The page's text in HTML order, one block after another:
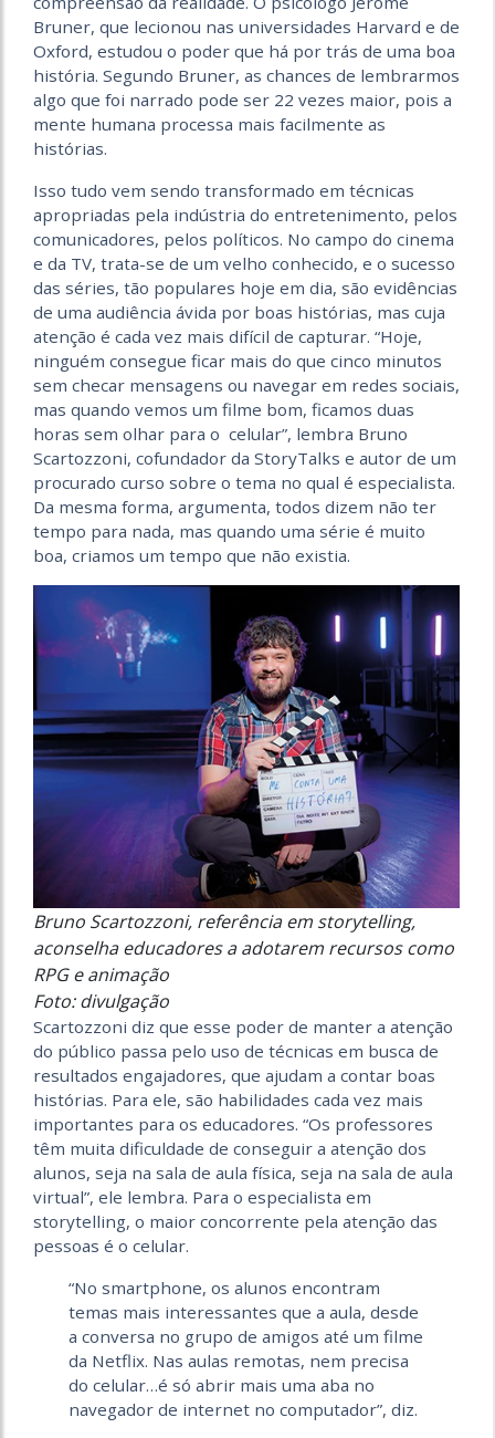
Bruner, que lecionou nas universidades Harvard e de
Oxford, estudou o poder que há por trás de uma boa
história. Segundo Bruner, as chances de lembrarmos
algo que foi narrado pode ser 22 vezes maior, pois a
mente humana processa mais facilmente as
histórias.
Isso tudo vem sendo transformado em técnicas
apropriadas pela indústria do entretenimento, pelos
comunicadores, pelos políticos. No campo do cinema
e da TV, trata-se de um velho conhecido, e o sucesso
das séries, tão populares hoje em dia, são evidências
de uma audiência ávida por boas histórias, mas cuja
atenção é cada vez mais difícil de capturar. “Hoje,
ninguém consegue ficar mais do que cinco minutos
sem checar mensagens ou navegar em redes sociais,
mas quando vemos um filme bom, ficamos duas
horas sem olhar para o celular”, lembra Bruno
Scartozzoni, cofundador da StoryTalks e autor de um
procurado curso sobre o tema no qual é especialista.
Da mesma forma, argumenta, todos dizem não ter
tempo para nada, mas quando uma série é muito
boa, criamos um tempo que não existia.
Bruno Scartozzoni, referência em storytelling,
aconselha educadores a adotarem recursos como
RPG e animação
Foto: divulgação
Scartozzoni diz que esse poder de manter a atenção
do público passa pelo uso de técnicas em busca de
resultados engajadores, que ajudam a contar boas
histórias. Para ele, são habilidades cada vez mais
importantes para os educadores. “Os professores
têm muita dificuldade de conseguir a atenção dos
alunos, seja na sala de aula física, seja na sala de aula
virtual”, ele lembra. Para o especialista em
storytelling, o maior concorrente pela atenção das
pessoas é o celular.
“No smartphone, os alunos encontram
temas mais interessantes que a aula, desde
a conversa no grupo de amigos até um filme
da Netflix. Nas aulas remotas, nem precisa
do celular…é só abrir mais uma aba no
navegador de internet no computador”, diz.